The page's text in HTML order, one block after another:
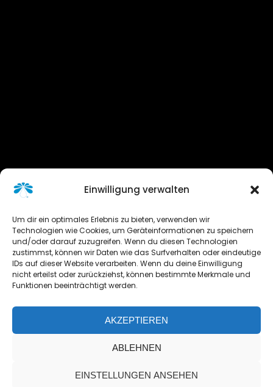
Einwilligung verwalten
Um dir ein optimales Erlebnis zu bieten, verwenden wir
Technologien wie Cookies, um Geräteinformationen zu speichern
und/oder darauf zuzugreifen. Wenn du diesen Technologien
zustimmst, können wir Daten wie das Surfverhalten oder eindeutige
IDs auf dieser Website verarbeiten. Wenn du deine Einwilligung
nicht erteilst oder zurückziehst, können bestimmte Merkmale und
Funktionen beeinträchtigt werden.
AKZEPTIEREN
ABLEHNEN
EINSTELLUNGEN ANSEHEN